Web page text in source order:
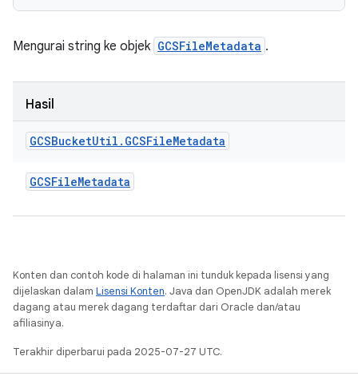
Mengurai string ke objek GCSFileMetadata .
Hasil
GCSBucketUtil . GCSFileMetadata
GCSFileMetadata
Konten dan contoh kode di halaman ini tunduk kepada lisensi yang
dijelaskan dalam Lisensi Konten. Java dan OpenJDK adalah merek
dagang atau merek dagang terdaftar dari Oracle dan/atau
afiliasinya.
Terakhir diperbarui pada 2025-07-27 UTC.